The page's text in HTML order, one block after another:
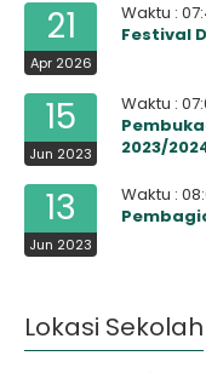
21
Apr 2026
Waktu :
Festival
15
Jun 2023
Waktu :
2023/
13
Jun 2023
Waktu :
Lokasi Sekolah